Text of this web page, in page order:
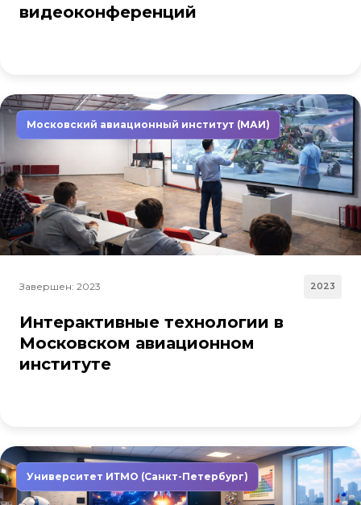
видеоконференций
Московский авиационный институт (МАИ)
Завершен: 2023 2023
Интерактивные технологии в
Московском авиационном
институте
Университет ИТМО (Санкт-Петербург)